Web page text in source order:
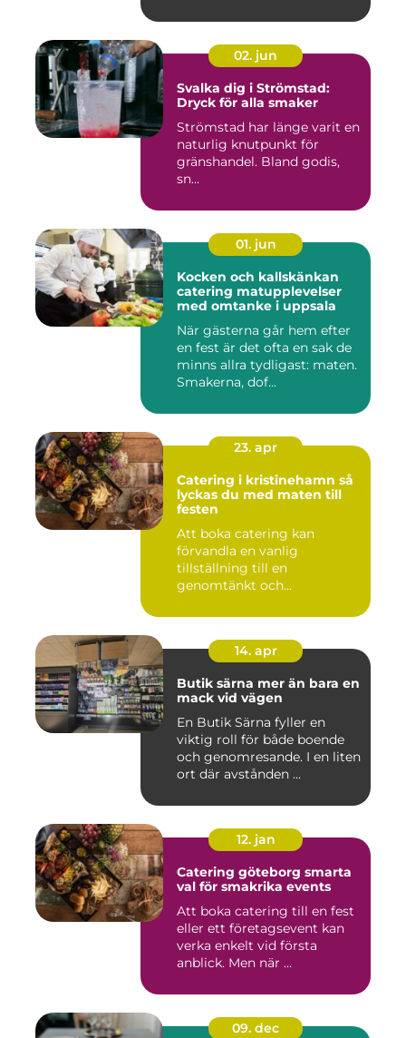
02. jun
Svalka dig i Strömstad:
Dryck för alla smaker
Strömstad har länge varit en
naturlig knutpunkt för
gränshandel. Bland godis,
sn...
01. jun
Kocken och kallskänkan
catering matupplevelser
med omtanke i uppsala
När gästerna går hem efter
en fest är det ofta en sak de
minns allra tydligast: maten.
Smakerna, dof...
23. apr
Catering i kristinehamn så
lyckas du med maten till
festen
Att boka catering kan
förvandla en vanlig
tillställning till en
genomtänkt och
14. apr
Butik särna mer än bara en
mack vid vägen
En Butik Särna fyller en
viktig roll för både boende
och genomresande. I en liten
ort där avstånden ...
12. jan
Catering göteborg smarta
val för smakrika events
Att boka catering till en fest
eller ett företagsevent kan
verka enkelt vid första
anblick. Men när ...
09. dec